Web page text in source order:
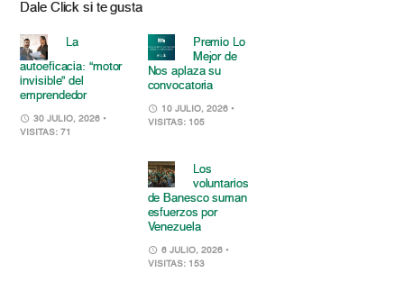
Dale Click si te gusta
La
autoeficacia: “motor
invisible” del
emprendedor
30 JULIO, 2026 •
VISITAS: 71
Premio Lo
Mejor de
Nos aplaza su
convocatoria
10 JULIO, 2026 •
VISITAS: 105
Los
voluntarios
de Banesco suman
esfuerzos por
Venezuela
6 JULIO, 2026 •
VISITAS: 153